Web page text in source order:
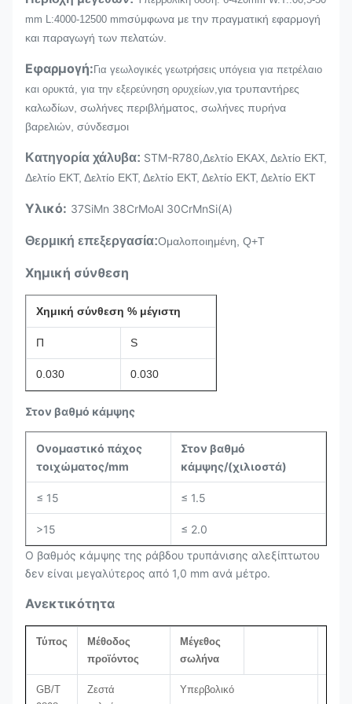
mm L:4000-12500 mmσύμφωνα με την πραγματική εφαρμογή
και παραγωγή των πελατών.
Εφαρμογή: Για γεωλογικές γεωτρήσεις υπόγεια για πετρέλαιο
και ορυκτά, για την εξερεύνηση ορυχείων,για τρυπαντήρες
καλωδίων, σωλήνες περιβλήματος, σωλήνες πυρήνα
βαρελιών, σύνδεσμοι
Κατηγορία χάλυβα: STM-R780,Δελτίο ΕΚΑΧ, Δελτίο ΕΚΤ,
Δελτίο ΕΚΤ, Δελτίο ΕΚΤ, Δελτίο ΕΚΤ, Δελτίο ΕΚΤ, Δελτίο ΕΚΤ
Υλικό: 37SiMn 38CrMoAl 30CrMnSi(A)
Θερμική επεξεργασία:Ομαλοποιημένη, Q+T
Χημική σύνθεση
Χημική σύνθεση % μέγιστη
Π S
0.030 0.030
Στον βαθμό κάμψης
Ονομαστικό πάχος
τοιχώματος/mm
Στον βαθμό
κάμψης/(χιλιοστά)
≤ 15 ≤ 1.5
>15
≤ 2.0
Ο βαθμός κάμψης της ράβδου τρυπάνισης αλεξίπτωτου
δεν είναι μεγαλύτερος από 1,0 mm ανά μέτρο.
Ανεκτικότητα
Τύπος
Μέθοδος
προϊόντος
Μέγεθος
σωλήνα
GB/T
Ζεστά
Υπερβολικό